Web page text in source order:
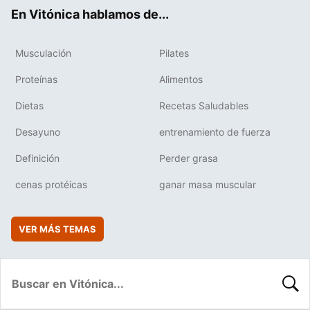
En Vitónica hablamos de...
Musculación Pilates
Proteínas Alimentos
Dietas Recetas Saludables
Desayuno entrenamiento de fuerza
Definición Perder grasa
cenas protéicas ganar masa muscular
VER MÁS TEMAS